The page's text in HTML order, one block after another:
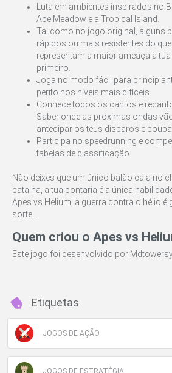
Luta em ambientes inspirados no
Ape Meadow e a Tropical Island.
Tal como no jogo original, alguns
rápidos ou mais resistentes do
representam a maior ameaça à
primeiro.
Joga no modo fácil para
perito nos níveis mais difíceis.
Conhece todos os cantos e
Saber onde as próximas ondas
antecipar os teus disparos e
Participa no speedrunning e
tabelas de classificação.
Não deixes que um único balão caia no
batalha, a tua pontaria é a única
Apes vs Helium, a guerra contra o hélio é
sorte...
Quem criou o Apes vs
Este jogo foi desenvolvido por
Etiquetas
JOGOS DE AÇÃO
JOGOS DE ESTRATÉGIA